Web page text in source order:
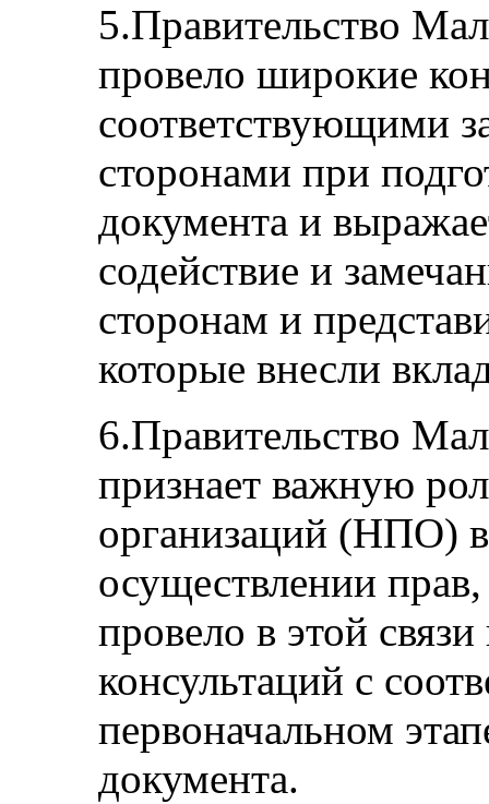
5.Правительство
провело широкие
соответствующими
сторонами при
документа и
содействие и
сторонам и
которые внесли
6.Правительство
признает важную
организаций (НПО)
осуществлении
провело в этой
консультаций с
первоначальном
документа.